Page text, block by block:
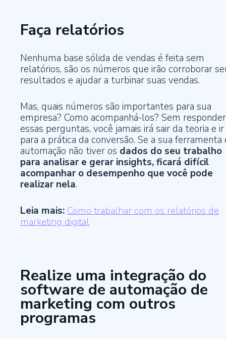
Faça relatórios
Nenhuma base sólida de vendas é feita sem
relatórios, são os números que irão corroborar
resultados e ajudar a turbinar suas vendas.
Mas, quais números são importantes para sua
empresa? Como acompanhá-los? Sem responder
essas perguntas, você jamais irá sair da teoria e ir
para a prática da conversão. Se a sua ferramenta
automação não tiver os dados do seu trabalho
para analisar e gerar insights, ficará difícil
acompanhar o desempenho que você pode
realizar nela.
Leia mais:Como trabalhar com os relatórios de
marketing digital
Realize uma integração do
software de automação de
marketing com outros
programas